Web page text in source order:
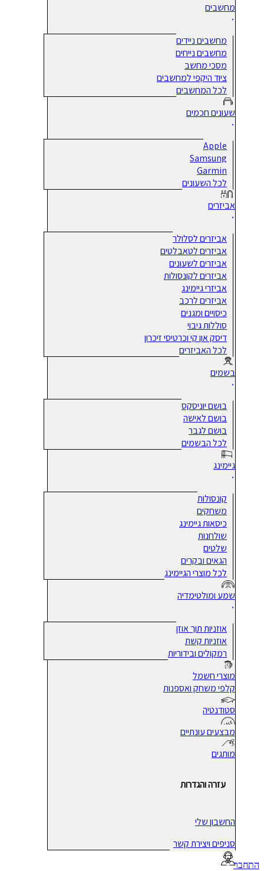
מחשבים
מחשבים ניידים
מחשבים נייחים
מסכי מחשב
ציוד היקפי למחשבים
לכל המחשבים
שעונים חכמים
Apple
Samsung
Garmin
לכל השעונים
אביזרים
אביזרים לסלולר
אביזרים לטאבלטים
אביזרים לשעונים
אביזרים לקונסולות
אביזרי גיימינג
אביזרים לרכב
כיסויים ומגנים
סוללות גיבוי
דיסק און קי וכרטיסי זיכרון
לכל האביזרים
בשמים
בושם יוניסקס
בושם לאישה
בושם לגבר
לכל הבשמים
גיימינג
קונסולות
משחקים
כיסאות גיימינג
שולחנות
שלטים
הגאים ובקרים
לכל מוצרי הגיימינג
שמע ומולטימדיה
אוזניות תוך אוזן
אוזניות קשת
רמקולים ובידוריות
מוצרי חשמל
קלפי משחק ואספנות
סטודנטיה
מבצעים עונתיים
מותגים
עזרה והגדרות
החשבון שלי
סניפים ויצירת קשר